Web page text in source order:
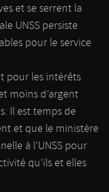
et se serrent la
UNSS persiste
pour le service
pour les intérêts
moins d’argent
Il est temps de
et que le ministère
à l’UNSS pour
qu’ils et elles